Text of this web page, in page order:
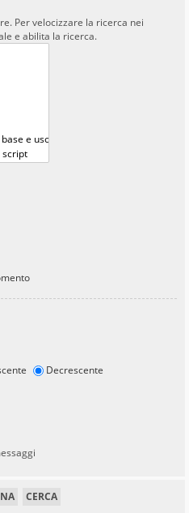
Per velocizzare la ricerca nei
e abilita la ricerca.
Decrescente